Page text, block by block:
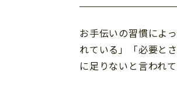
お手伝いの習慣によ
れている」「必要と
に足りないと言われ